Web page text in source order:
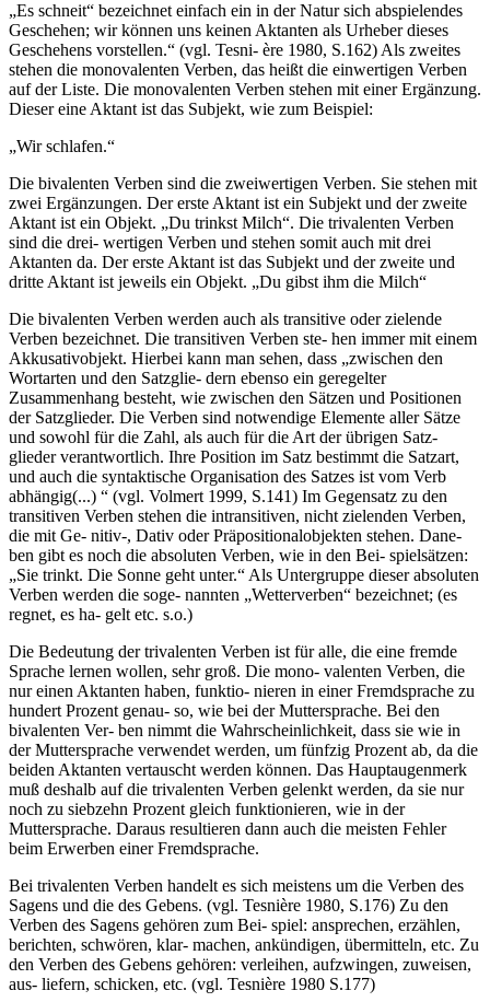
„Es schneit“ bezeichnet einfach ein in der Natur sich abspielendes
Geschehen; wir können uns keinen Aktanten als Urheber dieses
Geschehens vorstellen.“ (vgl. Tesni- ère 1980, S.162) Als zweites
stehen die monovalenten Verben, das heißt die einwertigen Verben
auf der Liste. Die monovalenten Verben stehen mit einer Ergänzung.
Dieser eine Aktant ist das Subjekt, wie zum Beispiel:
„Wir schlafen.“
Die bivalenten Verben sind die zweiwertigen Verben. Sie stehen mit
zwei Ergänzungen. Der erste Aktant ist ein Subjekt und der zweite
Aktant ist ein Objekt. „Du trinkst Milch“. Die trivalenten Verben
sind die drei- wertigen Verben und stehen somit auch mit drei
Aktanten da. Der erste Aktant ist das Subjekt und der zweite und
dritte Aktant ist jeweils ein Objekt. „Du gibst ihm die Milch“
Die bivalenten Verben werden auch als transitive oder zielende
Verben bezeichnet. Die transitiven Verben ste- hen immer mit einem
Akkusativobjekt. Hierbei kann man sehen, dass „zwischen den
Wortarten und den Satzglie- dern ebenso ein geregelter
Zusammenhang besteht, wie zwischen den Sätzen und Positionen
der Satzglieder. Die Verben sind notwendige Elemente aller Sätze
und sowohl für die Zahl, als auch für die Art der übrigen Satz-
glieder verantwortlich. Ihre Position im Satz bestimmt die Satzart,
und auch die syntaktische Organisation des Satzes ist vom Verb
abhängig(...) “ (vgl. Volmert 1999, S.141) Im Gegensatz zu den
transitiven Verben stehen die intransitiven, nicht zielenden Verben,
die mit Ge- nitiv-, Dativ oder Präpositionalobjekten stehen. Dane-
ben gibt es noch die absoluten Verben, wie in den Bei- spielsätzen:
„Sie trinkt. Die Sonne geht unter.“ Als Untergruppe dieser absoluten
Verben werden die soge- nannten „Wetterverben“ bezeichnet; (es
regnet, es ha- gelt etc. s.o.)
Die Bedeutung der trivalenten Verben ist für alle, die eine fremde
Sprache lernen wollen, sehr groß. Die mono- valenten Verben, die
nur einen Aktanten haben, funktio- nieren in einer Fremdsprache zu
hundert Prozent genau- so, wie bei der Muttersprache. Bei den
bivalenten Ver- ben nimmt die Wahrscheinlichkeit, dass sie wie in
der Muttersprache verwendet werden, um fünfzig Prozent ab, da die
beiden Aktanten vertauscht werden können. Das Hauptaugenmerk
muß deshalb auf die trivalenten Verben gelenkt werden, da sie nur
noch zu siebzehn Prozent gleich funktionieren, wie in der
Muttersprache. Daraus resultieren dann auch die meisten Fehler
beim Erwerben einer Fremdsprache.
Bei trivalenten Verben handelt es sich meistens um die Verben des
Sagens und die des Gebens. (vgl. Tesnière 1980, S.176) Zu den
Verben des Sagens gehören zum Bei- spiel: ansprechen, erzählen,
berichten, schwören, klar- machen, ankündigen, übermitteln, etc. Zu
den Verben des Gebens gehören: verleihen, aufzwingen, zuweisen,
aus- liefern, schicken, etc. (vgl. Tesnière 1980 S.177)